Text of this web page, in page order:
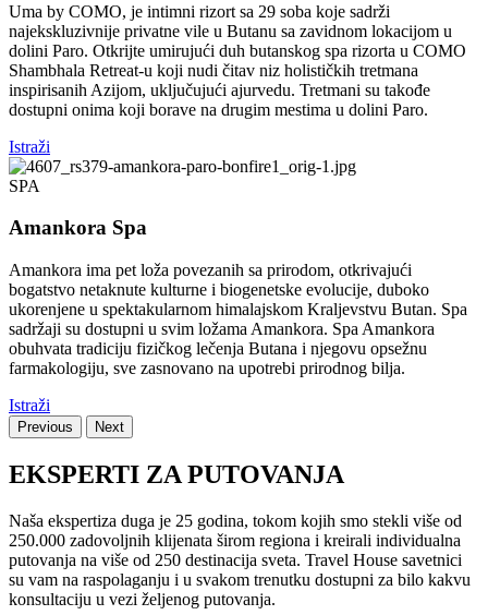
Uma by COMO, je intimni rizort sa 29 soba koje sadrži
najekskluzivnije privatne vile u Butanu sa zavidnom lokacijom u
dolini Paro. Otkrijte umirujući duh butanskog spa rizorta u COMO
Shambhala Retreat-u koji nudi čitav niz holističkih tretmana
inspirisanih Azijom, uključujući ajurvedu. Tretmani su takođe
dostupni onima koji borave na drugim mestima u dolini Paro.
Istraži
SPA
Amankora Spa
Amankora ima pet loža povezanih sa prirodom, otkrivajući
bogatstvo netaknute kulturne i biogenetske evolucije, duboko
ukorenjene u spektakularnom himalajskom Kraljevstvu Butan. Spa
sadržaji su dostupni u svim ložama Amankora. Spa Amankora
obuhvata tradiciju fizičkog lečenja Butana i njegovu opsežnu
farmakologiju, sve zasnovano na upotrebi prirodnog bilja.
Istraži
Previous Next
EKSPERTI ZA PUTOVANJA
Naša ekspertiza duga je 25 godina, tokom kojih smo stekli više od
250.000 zadovoljnih klijenata širom regiona i kreirali individualna
putovanja na više od 250 destinacija sveta. Travel House savetnici
su vam na raspolaganju i u svakom trenutku dostupni za bilo kakvu
konsultaciju u vezi željenog putovanja.